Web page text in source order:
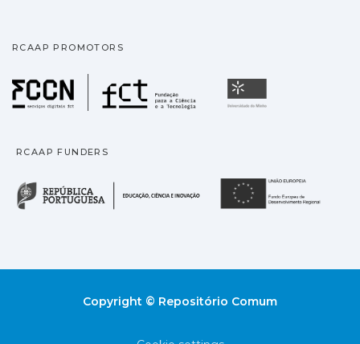
RCAAP PROMOTORS
Fundação para a
RCAAP FUNDERS
República Portuguesa
Copyright © Repositório Comum